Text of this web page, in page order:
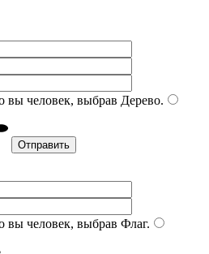
вы человек, выбрав Дерево.
вы человек, выбрав Флаг.